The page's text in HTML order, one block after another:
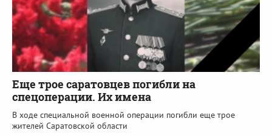
Еще трое саратовцев погибли на
спецоперации. Их имена
В ходе специальной военной операции погибли еще трое
жителей Саратовской области